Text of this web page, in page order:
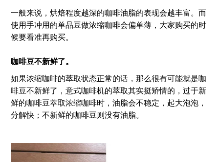
一般来说，烘焙程度越深的咖啡油脂的表现会越丰富。而
使用手冲用的单品豆做浓缩咖啡会偏单薄，大家购买的时
候要看准再购买。
咖啡豆不新鲜了。
如果浓缩咖啡的萃取状态正常的话，那么很有可能就是咖
啡豆不新鲜了，意式咖啡机的萃取其实挺矫情的，过于新
鲜的咖啡豆萃取浓缩咖啡时，油脂会不稳定，起大泡泡，
分解快；不新鲜的咖啡豆则没有油脂。